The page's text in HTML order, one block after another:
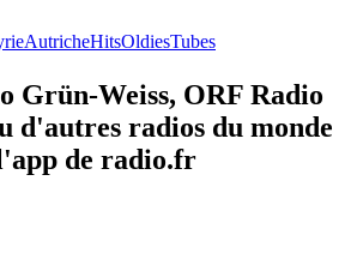
AutricheHitsOldiesTubes
Grün-Weiss, ORF Radio
d'autres radios du monde
de radio.fr